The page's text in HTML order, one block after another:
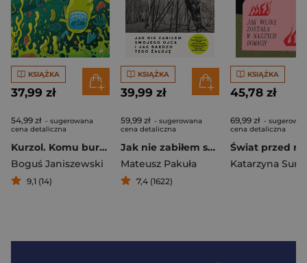
KSIĄŻKA
37,99 zł
54,99 zł - sugerowana
cena detaliczna
Kurzol. Komu burczy w brzuchu?
Boguś Janiszewski
9,1 (14)
KSIĄŻKA
39,99 zł
59,99 zł - sugerowana
cena detaliczna
Jak nie zabiłem swojego ojca i jak bardzo tego żałuję
Mateusz Pakuła
7,4 (1622)
KSIĄŻKA
45,78 zł
69,99 zł -
cena detaliczna